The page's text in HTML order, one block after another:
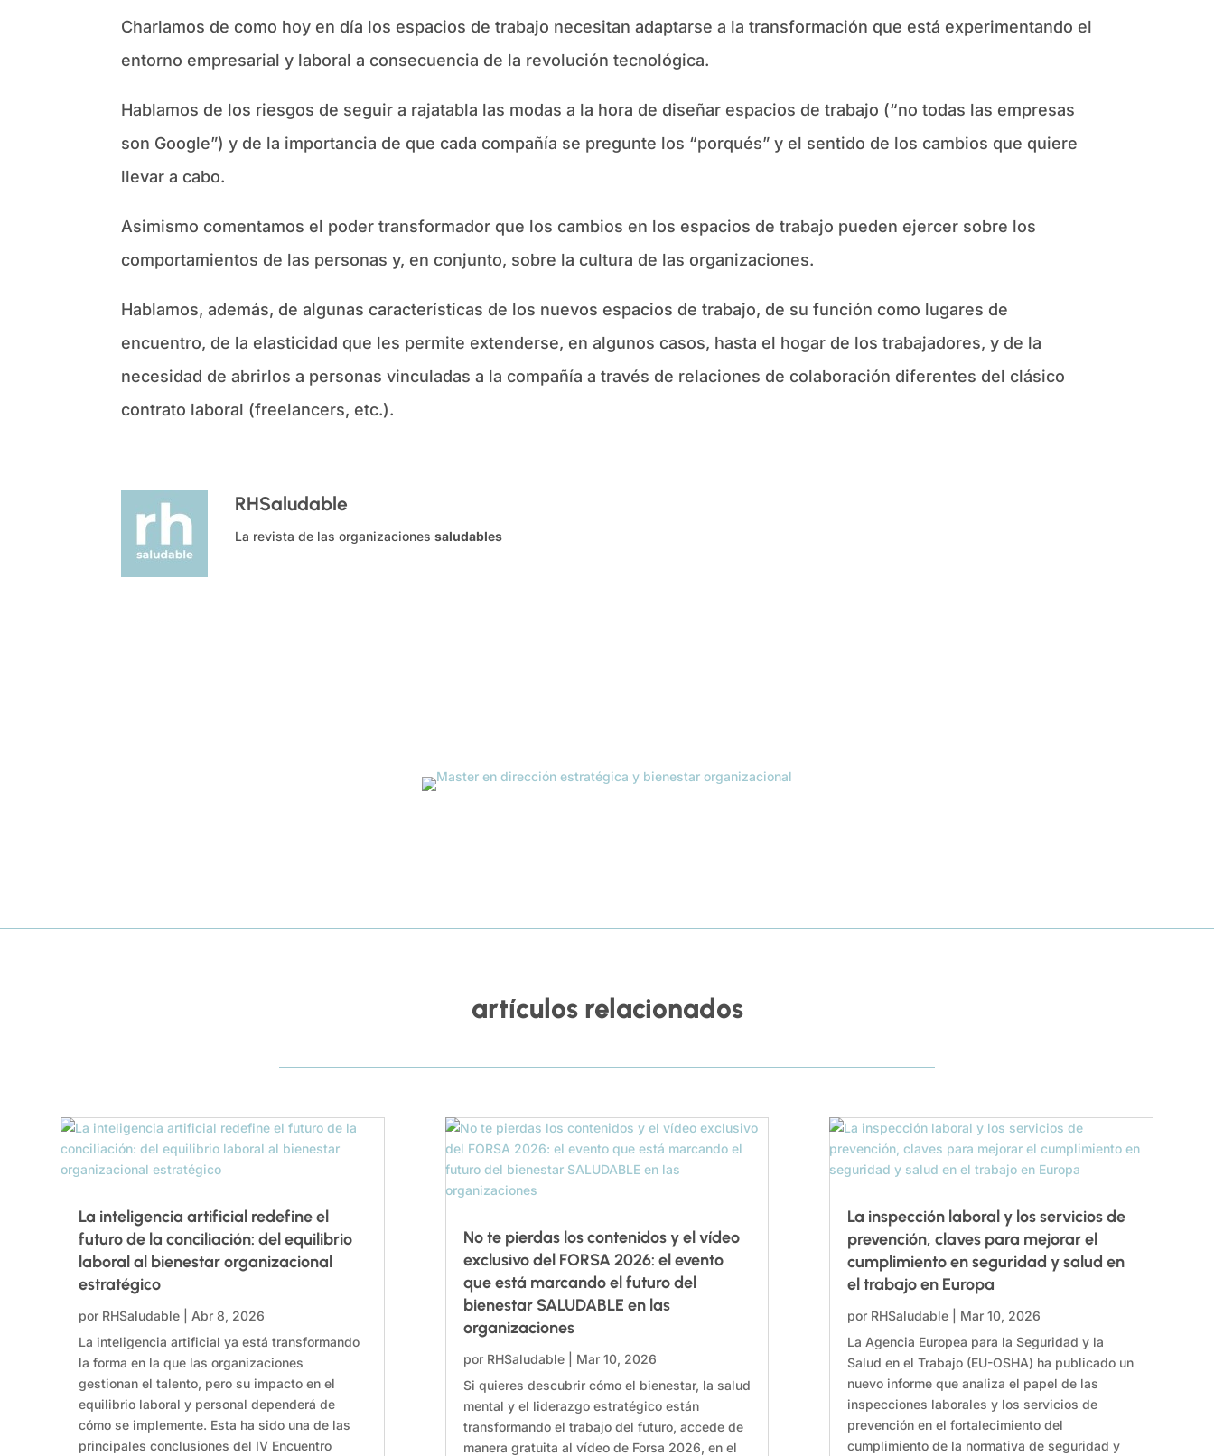
Charlamos de como hoy en día los espacios de trabajo necesitan adaptarse a la transformación que está experimentando el
entorno empresarial y laboral a consecuencia de la revolución tecnológica.
Hablamos de los riesgos de seguir a rajatabla las modas a la hora de diseñar espacios de trabajo (“no todas las empresas
son Google”) y de la importancia de que cada compañía se pregunte los “porqués” y el sentido de los cambios que quiere
llevar a cabo.
Asimismo comentamos el poder transformador que los cambios en los espacios de trabajo pueden ejercer sobre los
comportamientos de las personas y, en conjunto, sobre la cultura de las organizaciones.
Hablamos, además, de algunas características de los nuevos espacios de trabajo, de su función como lugares de
encuentro, de la elasticidad que les permite extenderse, en algunos casos, hasta el hogar de los trabajadores, y de la
necesidad de abrirlos a personas vinculadas a la compañía a través de relaciones de colaboración diferentes del clásico
contrato laboral (freelancers, etc.).
RHSaludable
La revista de las organizacionessaludables
artículos relacionados
La inteligencia artificial redefine el
futuro de la conciliación: del equilibrio
laboral al bienestar organizacional
estratégico
por RHSaludable
Abr 8, 2026
La inteligencia artificial ya está transformando
la forma en la que las organizaciones
gestionan el talento, pero su impacto en el
equilibrio laboral y personal dependerá de
cómo se implemente. Esta ha sido una de las
principales conclusiones del IV Encuentro
No te pierdas los contenidos y el vídeo
exclusivo del FORSA 2026: el evento
que está marcando el futuro del
bienestar SALUDABLE en las
organizaciones
por RHSaludable| Mar 10, 2026
Si quieres descubrir cómo el bienestar, la salud
mental y el liderazgo estratégico están
transformando el trabajo del futuro, accede de
manera gratuita al vídeo de Forsa 2026, en el
La inspección laboral y los servicios de
prevención, claves para mejorar el
cumplimiento en seguridad y salud en
el trabajo en Europa
por RHSaludable| Mar 10, 2026
La Agencia Europea para la Seguridad y la
Salud en el Trabajo (EU-OSHA) ha publicado un
nuevo informe que analiza el papel de las
inspecciones laborales y los servicios de
prevención en el fortalecimiento del
cumplimiento de la normativa de seguridad y